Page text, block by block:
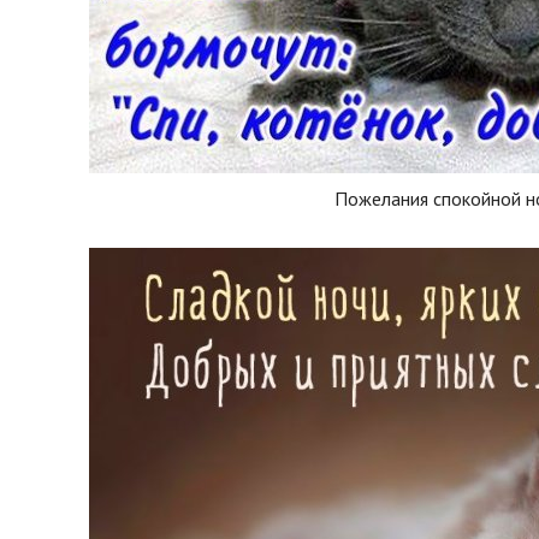
Пожелания спокойной